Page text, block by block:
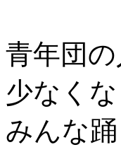
青年団
少なく
みんな